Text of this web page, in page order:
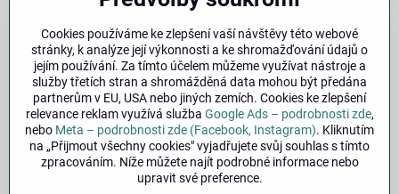
Jak chráníme a zpracováváme vaše osobní údaje.
Informace o cookies
Informace o používaných cookies a zpracování údajů na webu.
Právo na odstoupení – 14denní vrácení
Postup a podmínky odstoupení od nákupu.
Impresum
Údaje o provozovateli a právní informace.
Bezpečnost
Cookies používáme ke zlepšení vaší návštěvy této webové
stránky, k analýze její výkonnosti a ke shromažďování údajů o
jejím používání. Za tímto účelem můžeme využívat nástroje a
služby třetích stran a shromážděná data mohou být předána
partnerům v EU, USA nebo jiných zemích. Cookies ke zlepšení
relevance reklam využívá služba Google Ads – podrobnosti zde,
nebo Meta – podrobnosti zde (Facebook, Instagram). Kliknutím
na „Přijmout všechny cookies" vyjadřujete svůj souhlas s tímto
zpracováním. Níže můžete najít podrobné informace nebo
upravit své preference.